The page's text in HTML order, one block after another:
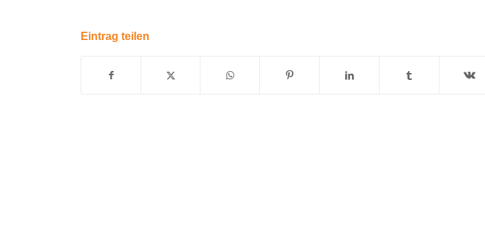
Eintrag teilen